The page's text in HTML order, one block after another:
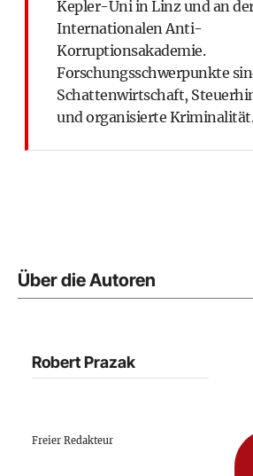
Kepler-Uni in Linzund an
Internationalen Anti-
Korruptionsakademie.
Forschungsschwerpunkte
Schattenwirtschaft,
und organisierte Kriminalität.
Über die Autoren
Robert Prazak
Freier Redakteur